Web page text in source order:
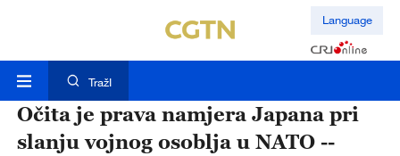
Language
TražI
Očita je prava namjera Japana pri
slanju vojnog osoblja u NATO --